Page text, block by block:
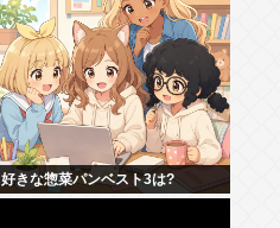
好きな惣菜パンベスト3は?